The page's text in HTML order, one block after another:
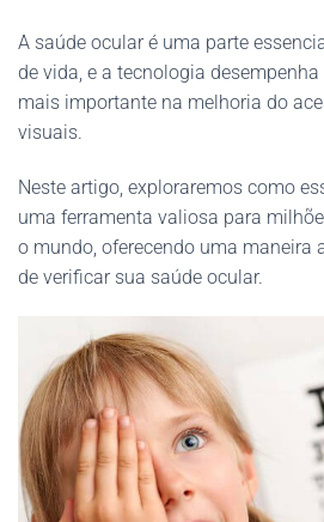
A saúde ocular é uma parte
de vida, e a tecnologia
mais importante na melhoria do
visuais.
Neste artigo, exploraremos como
uma ferramenta valiosa para
o mundo, oferecendo uma maneira
de verificar sua saúde ocular.